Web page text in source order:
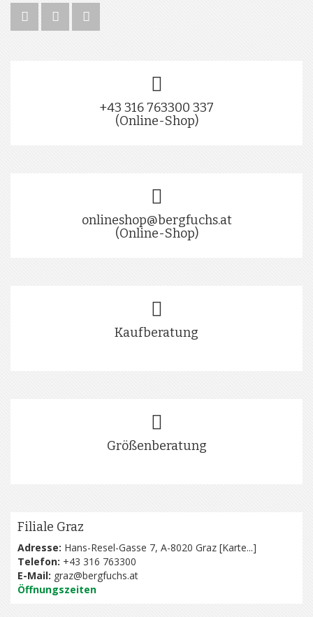
+43 316 763300 337
(Online-Shop)
onlineshop@bergfuchs.at
(Online-Shop)
Kaufberatung
Größenberatung
Filiale Graz
Adresse: Hans-Resel-Gasse 7, A-8020 Graz [Karte...]
Telefon: +43 316 763300
E-Mail: graz@bergfuchs.at
Öffnungszeiten